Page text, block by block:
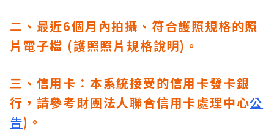
二、最近6個月內拍攝、符合護照規格的照
片電子檔 (護照照片規格說明)。
三、信用卡：本系統接受的信用卡發卡銀
行，請參考財團法人聯合信用卡處理中心公
告)。